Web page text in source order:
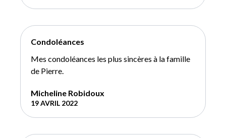
Condoléances
Mes condoléances les plus sincères à la famille
de Pierre.
Micheline Robidoux
19 AVRIL 2022